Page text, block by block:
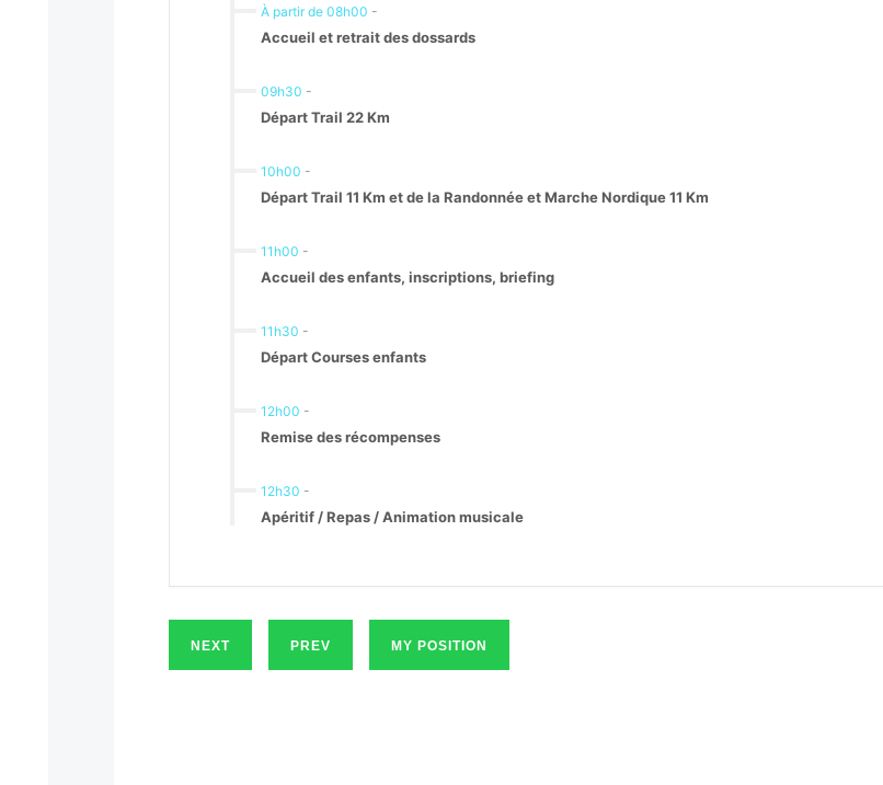
À partir de 08h00 -
Accueil et retrait des dossards
09h30 -
Départ Trail 22 Km
10h00 -
Départ Trail 11 Km et de la Randonnée et Marche Nordique 11 Km
11h00 -
Accueil des enfants, inscriptions, briefing
11h30 -
Départ Courses enfants
12h00 -
Remise des récompenses
12h30 -
Apéritif / Repas / Animation musicale
NEXT PREV MY POSITION